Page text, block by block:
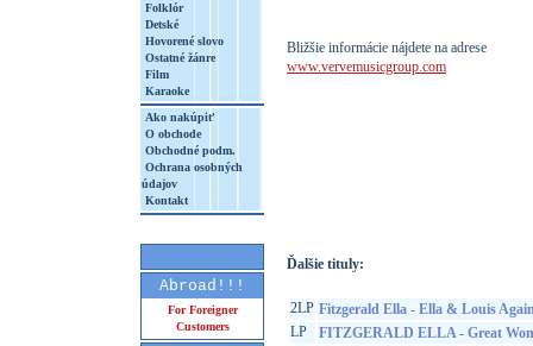
Folklór
Detské
Hovorené slovo
Ostatné žánre
Film
Karaoke
Ako nakúpiť
O obchode
Obchodné podm.
Ochrana osobných
údajov
Kontakt
Abroad!!!
For Foreigner
Customers
Bližšie informácie nájdete na adrese
www.vervemusicgroup.com
Ďalšie tituly:
2LP Fitzgerald Ella - Ella & Louis
LP
FITZGERALD ELLA - Great